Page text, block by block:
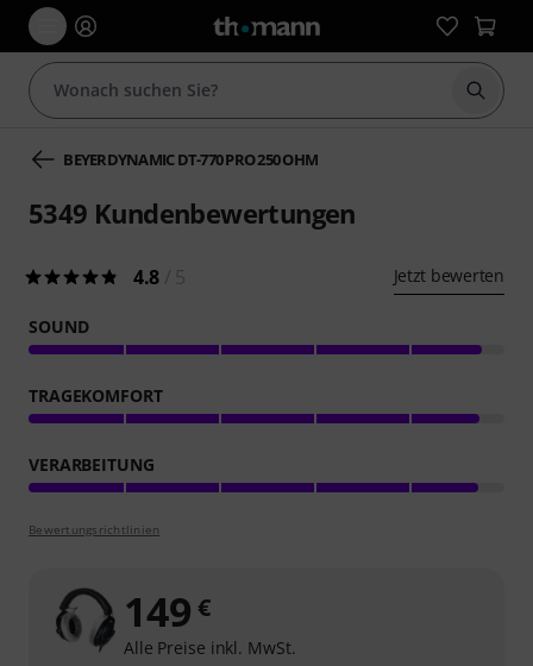
Suche
BEYERDYNAMIC DT-770 PRO 250 OHM
5349 Kundenbewertungen
4.8 Jetzt bewerten
SOUND
TRAGEKOMFORT
VERARBEITUNG
Bewertungsrichtlinien
149 €
Alle Preise inkl. MwSt.